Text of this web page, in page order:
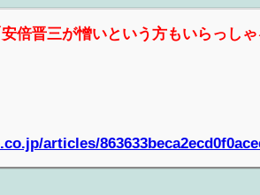
倍晋三が憎いという方もいらっしゃ
articles/